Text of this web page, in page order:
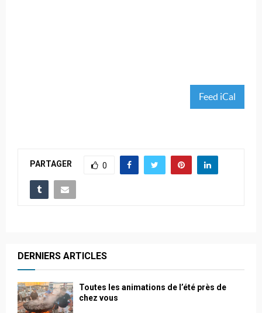
Feed iCal
PARTAGER 0
DERNIERS ARTICLES
Toutes les animations de l’été près de
chez vous